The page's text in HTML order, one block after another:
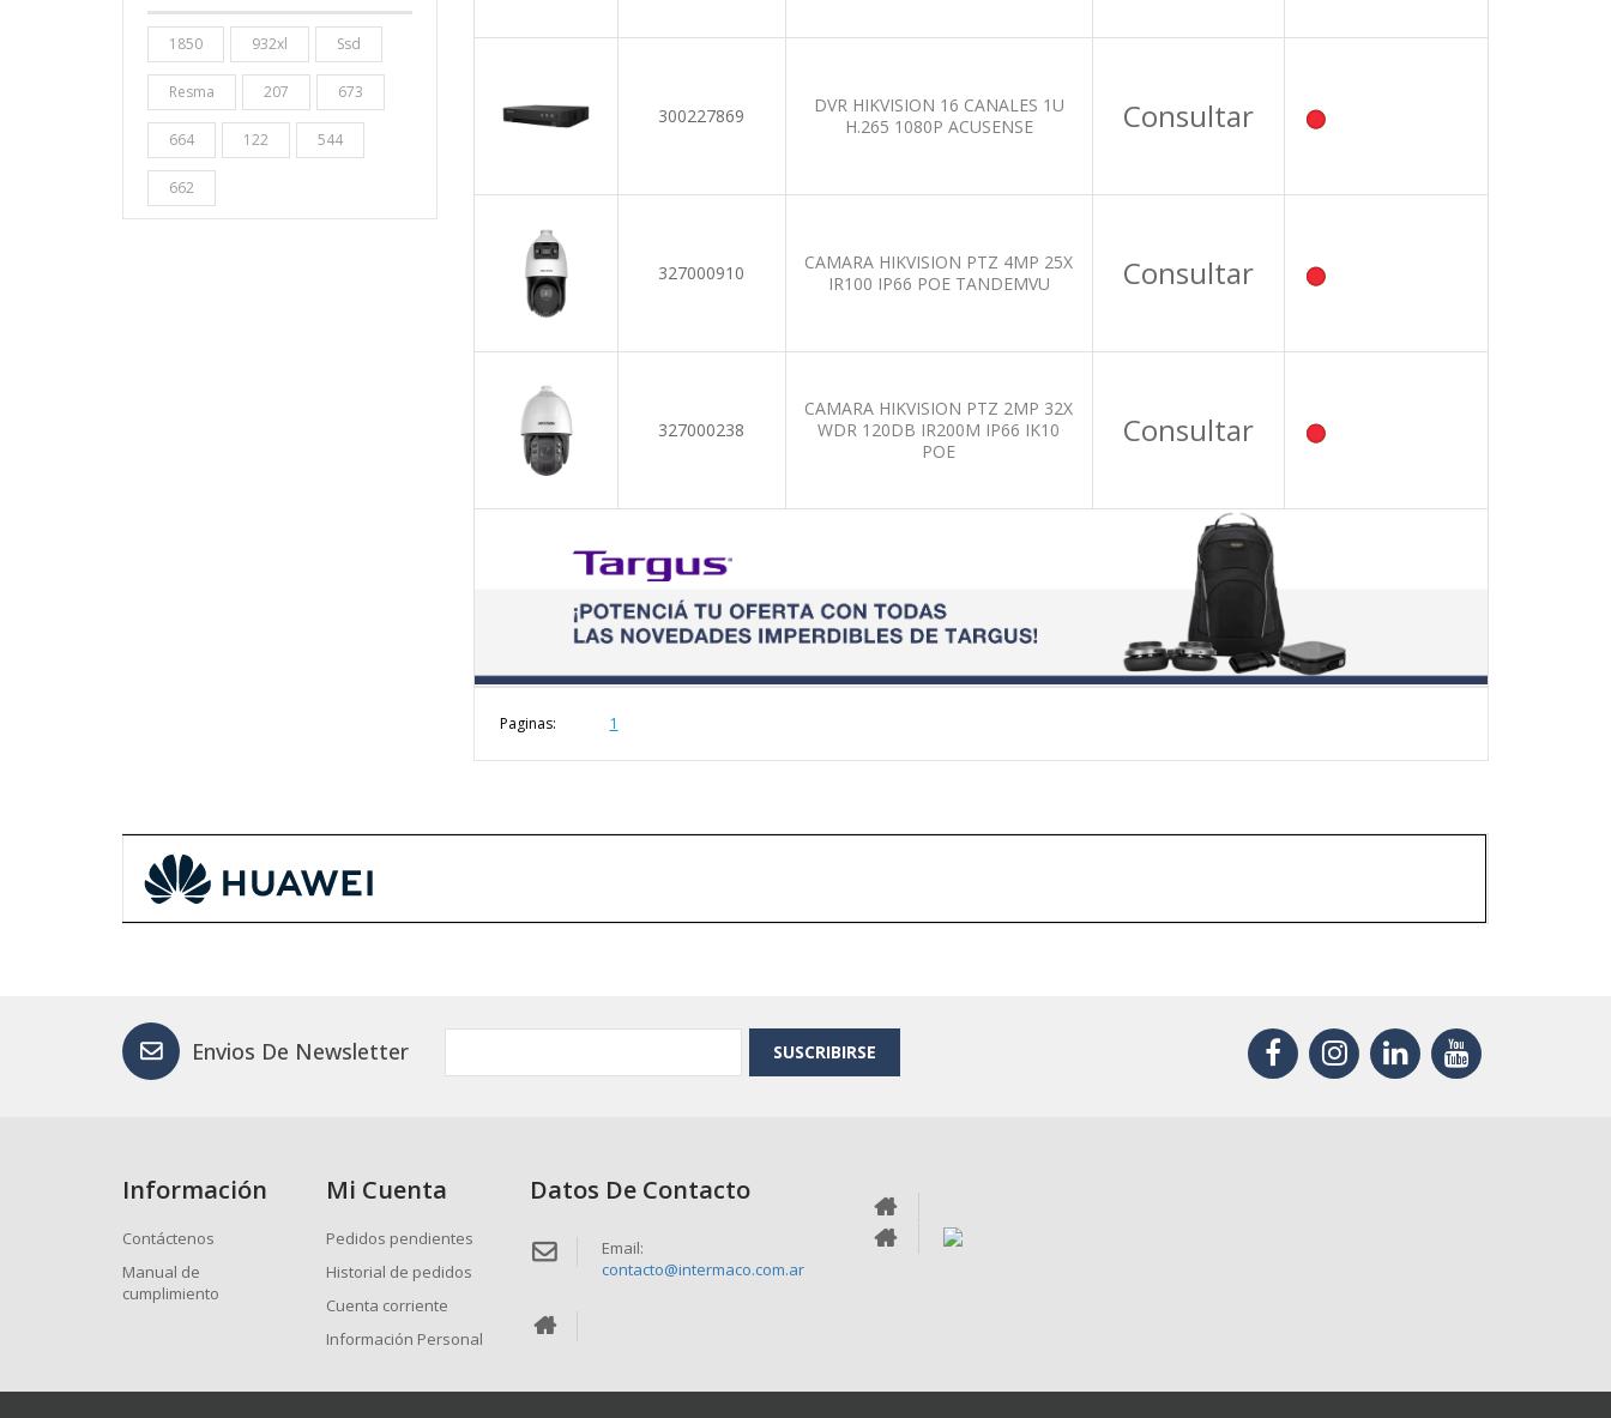
1850 932xl Ssd
Resma 207 673
664 122 544
662
300227869
DVR HIKVISION 16 CANALES 1U
H.265 1080P ACUSENSE
Consultar
327000910
CAMARA HIKVISION PTZ 4MP 25X
IR100 IP66 POE TANDEMVU
Consultar
327000238
CAMARA HIKVISION PTZ 2MP 32X
WDR 120DB IR200M IP66 IK10
POE
Consultar
Paginas: 1
Envios De Newsletter SUSCRIBIRSE
Información
Contáctenos
Manual de
cumplimiento
Mi Cuenta
Pedidos pendientes
Historial de pedidos
Cuenta corriente
Información Personal
Datos De Contacto
Email:
contacto@intermaco.com.ar